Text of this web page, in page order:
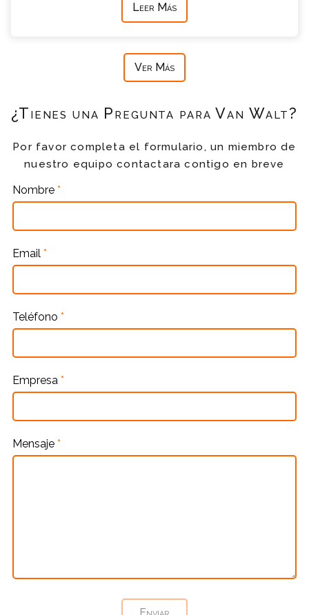
Leer Más
Ver Más
¿Tienes una Pregunta para Van Walt?
Por favor completa el formulario, un miembro de
nuestro equipo contactara contigo en breve
Nombre *
Email *
Teléfono *
Empresa *
Mensaje *